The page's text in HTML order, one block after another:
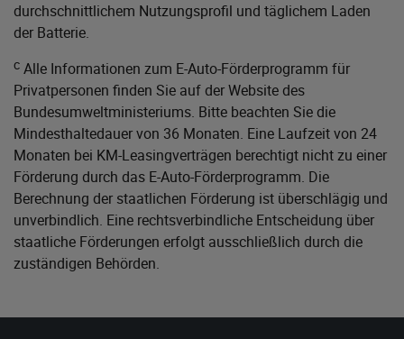
durchschnittlichem Nutzungsprofil und täglichem Laden
der Batterie.
c Alle Informationen zum E-Auto-Förderprogramm für
Privatpersonen finden Sie auf der Website des
Bundesumweltministeriums. Bitte beachten Sie die
Mindesthaltedauer von 36 Monaten. Eine Laufzeit von 24
Monaten bei KM-Leasingverträgen berechtigt nicht zu einer
Förderung durch das E-Auto-Förderprogramm. Die
Berechnung der staatlichen Förderung ist überschlägig und
unverbindlich. Eine rechtsverbindliche Entscheidung über
staatliche Förderungen erfolgt ausschließlich durch die
zuständigen Behörden.